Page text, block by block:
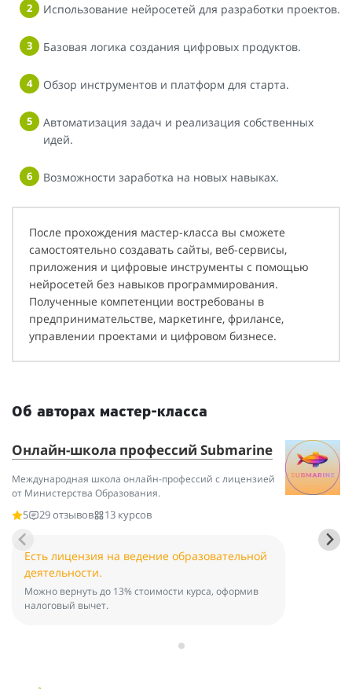
Использование нейросетей для разработки проектов.
Базовая логика создания цифровых продуктов.
Обзор инструментов и платформ для старта.
Автоматизация задач и реализация собственных
идей.
Возможности заработка на новых навыках.
После прохождения мастер-класса вы сможете
самостоятельно создавать сайты, веб-сервисы,
приложения и цифровые инструменты с помощью
нейросетей без навыков программирования.
Полученные компетенции востребованы в
предпринимательстве, маркетинге, фрилансе,
управлении проектами и цифровом бизнесе.
Об авторах мастер-класса
Онлайн-школа профессий Submarine
Международная школа онлайн-профессий с лицензией
от Министерства Образования.
5
29 отзывов 13 курсов
Есть лицензия на ведение образовательной
деятельности.
Можно вернуть до 13% стоимости курса, оформив
налоговый вычет.